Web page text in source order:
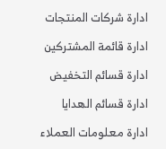
ادارة شركات المنتجات
ادارة قائمة المشتركين
ادارة قسائم التخفيض
ادارة قسائم الهدايا
ادارة معلومات العملاء